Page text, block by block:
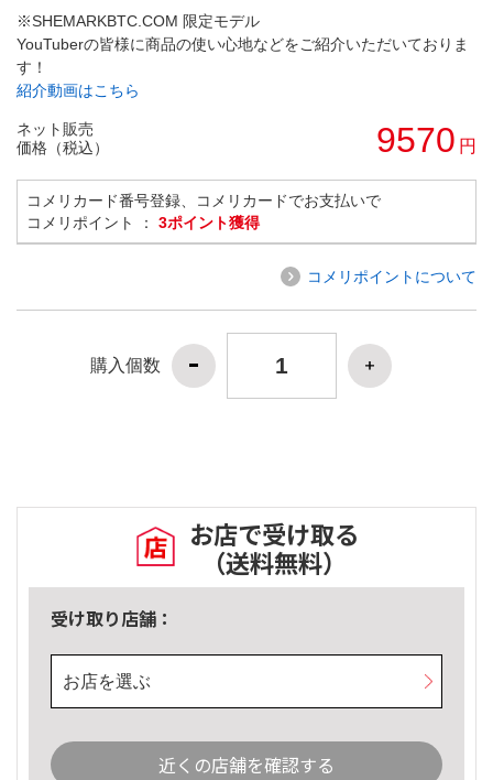
※SHEMARKBTC.COM 限定モデル
YouTuberの皆様に商品の使い心地などをご紹介いただいておりま
す！
紹介動画はこちら
ネット販売
価格（税込）
9570 円
コメリカード番号登録、コメリカードでお支払いで
コメリポイント ： 3ポイント獲得
コメリポイントについて
購入個数
お店で受け取る
（送料無料）
受け取り店舗：
お店を選ぶ
近くの店舗を確認する